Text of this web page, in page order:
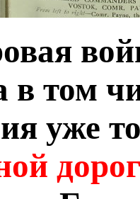
в том
уже